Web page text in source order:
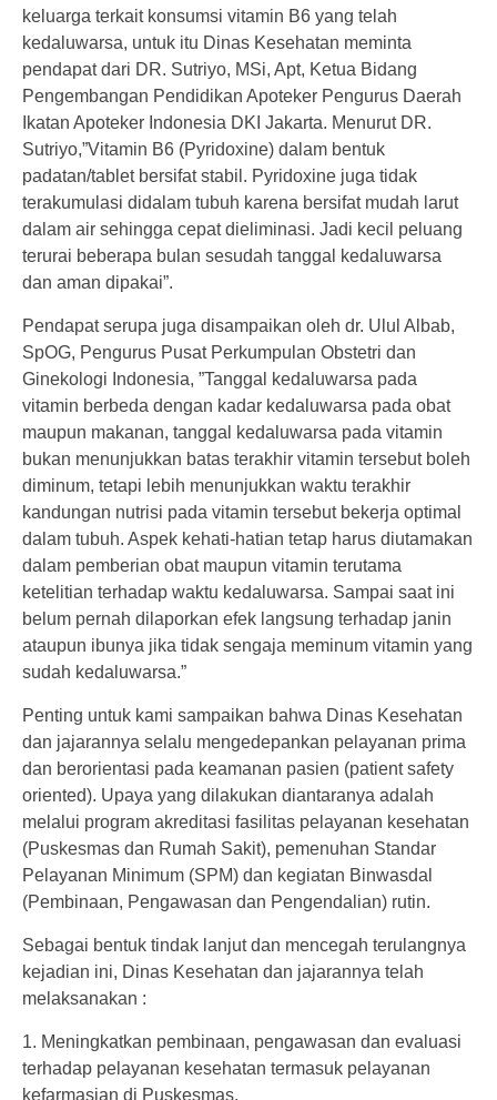
keluarga terkait konsumsi vitamin B6 yang telah
kedaluwarsa, untuk itu Dinas Kesehatan meminta
pendapat dari DR. Sutriyo, MSi, Apt, Ketua Bidang
Pengembangan Pendidikan Apoteker Pengurus Daerah
Ikatan Apoteker Indonesia DKI Jakarta. Menurut DR.
Sutriyo,”Vitamin B6 (Pyridoxine) dalam bentuk
padatan/tablet bersifat stabil. Pyridoxine juga tidak
terakumulasi didalam tubuh karena bersifat mudah larut
dalam air sehingga cepat dieliminasi. Jadi kecil peluang
terurai beberapa bulan sesudah tanggal kedaluwarsa
dan aman dipakai”.
Pendapat serupa juga disampaikan oleh dr. Ulul Albab,
SpOG, Pengurus Pusat Perkumpulan Obstetri dan
Ginekologi Indonesia, ”Tanggal kedaluwarsa pada
vitamin berbeda dengan kadar kedaluwarsa pada obat
maupun makanan, tanggal kedaluwarsa pada vitamin
bukan menunjukkan batas terakhir vitamin tersebut boleh
diminum, tetapi lebih menunjukkan waktu terakhir
kandungan nutrisi pada vitamin tersebut bekerja optimal
dalam tubuh. Aspek kehati-hatian tetap harus diutamakan
dalam pemberian obat maupun vitamin terutama
ketelitian terhadap waktu kedaluwarsa. Sampai saat ini
belum pernah dilaporkan efek langsung terhadap janin
ataupun ibunya jika tidak sengaja meminum vitamin yang
sudah kedaluwarsa.”
Penting untuk kami sampaikan bahwa Dinas Kesehatan
dan jajarannya selalu mengedepankan pelayanan prima
dan berorientasi pada keamanan pasien (patient safety
oriented). Upaya yang dilakukan diantaranya adalah
melalui program akreditasi fasilitas pelayanan kesehatan
(Puskesmas dan Rumah Sakit), pemenuhan Standar
Pelayanan Minimum (SPM) dan kegiatan Binwasdal
(Pembinaan, Pengawasan dan Pengendalian) rutin.
Sebagai bentuk tindak lanjut dan mencegah terulangnya
kejadian ini, Dinas Kesehatan dan jajarannya telah
melaksanakan :
1. Meningkatkan pembinaan, pengawasan dan evaluasi
terhadap pelayanan kesehatan termasuk pelayanan
kefarmasian di Puskesmas.